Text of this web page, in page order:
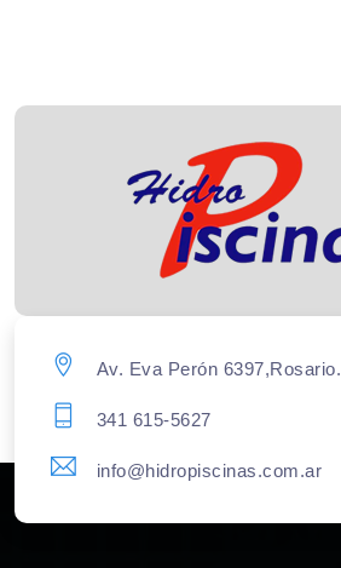
Av. Eva Perón 6397,Rosario.
341 615-5627
info@hidropiscinas.com.ar